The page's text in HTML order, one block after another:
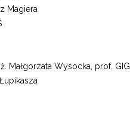
Magiera
Małgorzata Wysocka, prof. GIG